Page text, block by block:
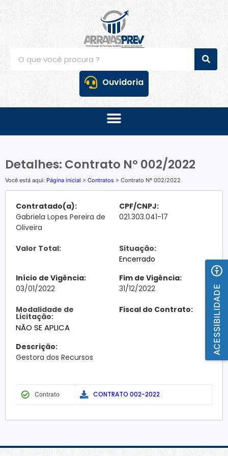
Ouvidoria
Detalhes: Contrato Nº 002/2022
Você está aqui: Página inicial > Contratos > Contrato Nº 002/2022
Contratado(a):
Gabriela Lopes Pereira de
Oliveira
CPF/CNPJ:
021.303.041-17
Valor Total:
Situação:
Encerrado
Início de Vigência:
03/01/2022
Fim de Vigência:
31/12/2022
Modalidade de
Licitação:
NÃO SE APLICA
Fiscal do Contrato:
Descrição:
Gestora dos Recursos
Contrato CONTRATO 002-2022
ACESSIBILIDADE